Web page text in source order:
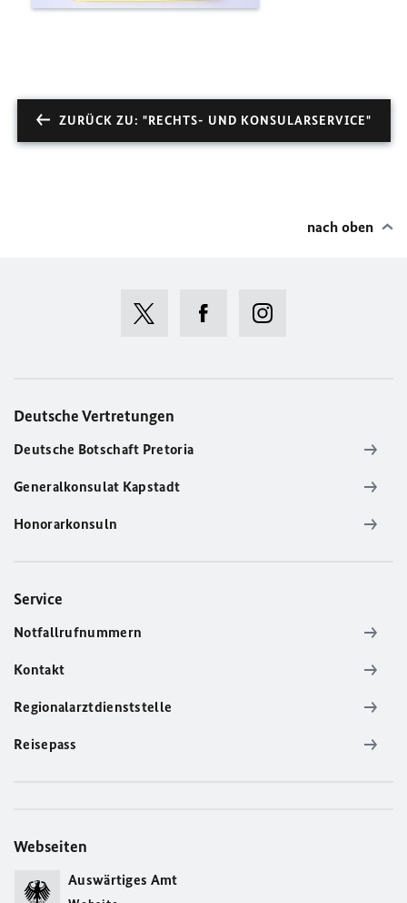
ZURÜCK ZU: "RECHTS- UND KONSULARSERVICE"
nach oben
Deutsche Vertretungen
Deutsche Botschaft Pretoria
Generalkonsulat Kapstadt
Honorarkonsuln
Service
Notfallrufnummern
Kontakt
Regionalarztdienststelle
Reisepass
Webseiten
Auswärtiges Amt